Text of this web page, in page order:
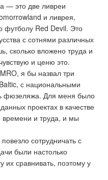
— это две ливреи
и ливрея,
футболу Red Devil. Это
с сотнями различных
сколько вложено труда и
и ценю это.
я бы назвал три
с национальными
фюзеляжа. Для меня было
проектах в качестве
и труда, и мы
сотрудничать с
были настолько
их сравнивать, поэтому у